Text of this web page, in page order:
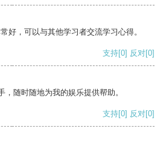
好，可以与其他学习者交流学习心得。
支持[0] 反对[0]
随时随地为我的娱乐提供帮助。
支持[0] 反对[0]